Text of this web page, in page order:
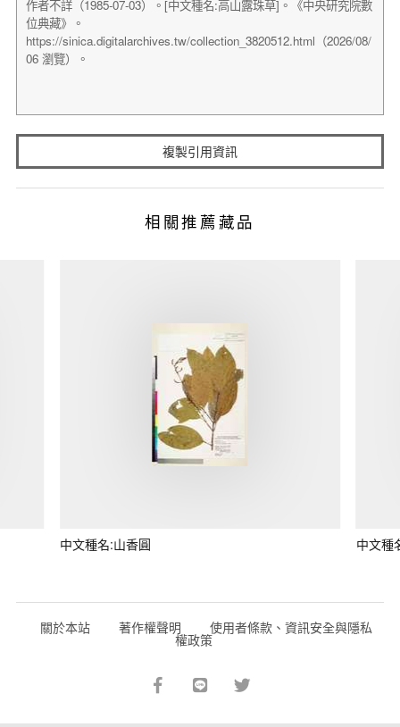
複製引用資訊
相關推薦藏品
中文種名:山香圓 中文種
關於本站 著作權聲明 使用者條款、資訊安全與隱私
權政策